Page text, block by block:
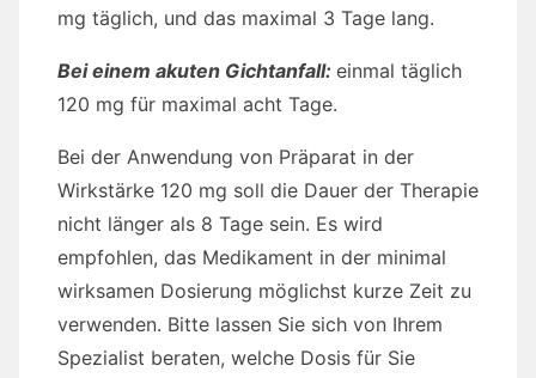
mg täglich, und das maximal 3 Tage lang.
Bei einem akuten Gichtanfall: einmal täglich
120 mg für maximal acht Tage.
Bei der Anwendung von Präparat in der
Wirkstärke 120 mg soll die Dauer der Therapie
nicht länger als 8 Tage sein. Es wird
empfohlen, das Medikament in der minimal
wirksamen Dosierung möglichst kurze Zeit zu
verwenden. Bitte lassen Sie sich von Ihrem
Spezialist beraten, welche Dosis für Sie